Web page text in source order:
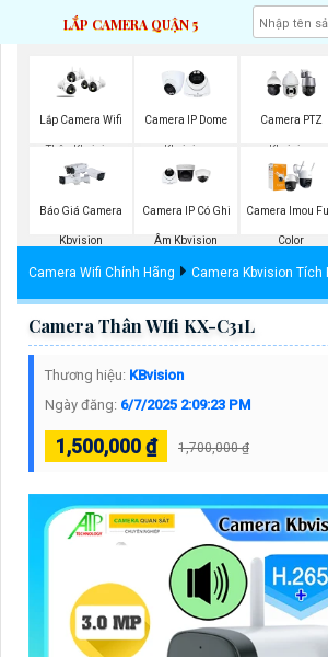
LẮP CAMERA QUẬN 5
Lắp Camera Wifi
Thân Kbvision
Camera IP Dome
Kbvision
Camera PTZ
Kbvision
Báo Giá Camera
Kbvision
Camera IP Có Ghi
Âm Kbvision
Camera Imou
Color
Camera Wifi Chính Hãng Camera Kbvision Tích
Camera Thân WIfi KX-C31L
Thương hiệu: KBvision
Ngày đăng: 6/7/2025 2:09:23 PM
1,500,000 ₫ 1,700,000 ₫